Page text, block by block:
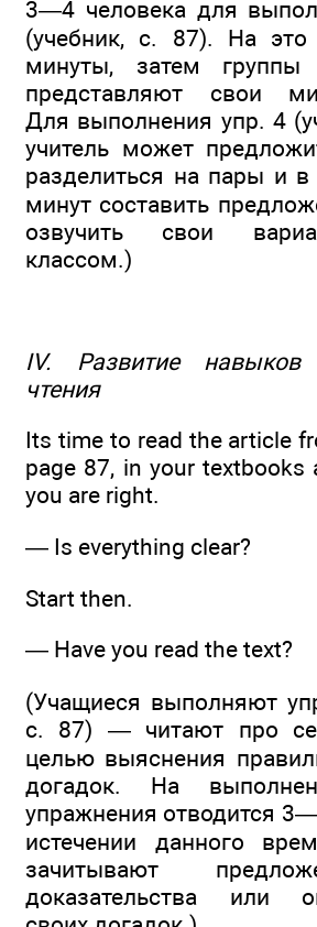
3—4 человека для
(учебник, с. 87). На это
минуты, затем группы
представляют свои
Для выполнения упр. 4
учитель может
разделиться на пары и
минут составить
озвучить свои
классом.)
IV. Развитие навыков
чтения
Its time to read the article
page 87, in your
you are right.
— Is everything clear?
Start then.
— Have you read the text?
(Учащиеся выполняют
с. 87) — читают про
целью выяснения
догадок. На
упражнения отводится
истечении данного
зачитывают
доказательства или